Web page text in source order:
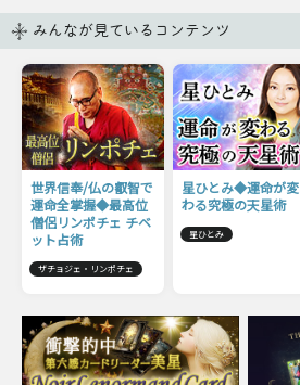
みんなが見ているコンテンツ
世界信奉/仏の叡智で
運命全掌握◆最高位
僧侶リンポチェ チベ
ット占術
ザチョジェ・リンポチェ
星ひとみ◆運命が変
わる究極の天星術
星ひとみ